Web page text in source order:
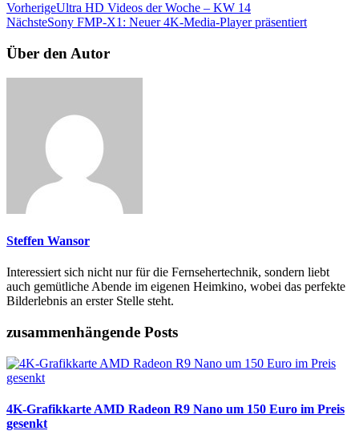
VorherigeUltra HD Videos der Woche – KW 14
NächsteSony FMP-X1: Neuer 4K-Media-Player präsentiert
Über den Autor
Steffen Wansor
Interessiert sich nicht nur für die Fernsehertechnik, sondern liebt
auch gemütliche Abende im eigenen Heimkino, wobei das perfekte
Bilderlebnis an erster Stelle steht.
zusammenhängende Posts
4K-Grafikkarte AMD Radeon R9 Nano um 150 Euro im Preis
gesenkt